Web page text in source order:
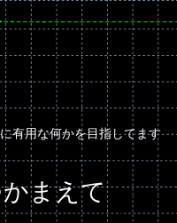
有用な何かを目指してます
まえて